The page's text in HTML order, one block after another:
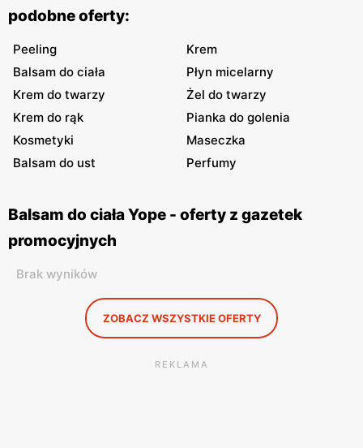
podobne oferty:
Peeling
Krem
Balsam do ciała
Płyn micelarny
Krem do twarzy
Żel do twarzy
Krem do rąk
Pianka do golenia
Kosmetyki
Maseczka
Balsam do ust
Perfumy
Balsam do ciała Yope - oferty z gazetek
promocyjnych
Brak wyników
ZOBACZ WSZYSTKIE OFERTY
REKLAMA